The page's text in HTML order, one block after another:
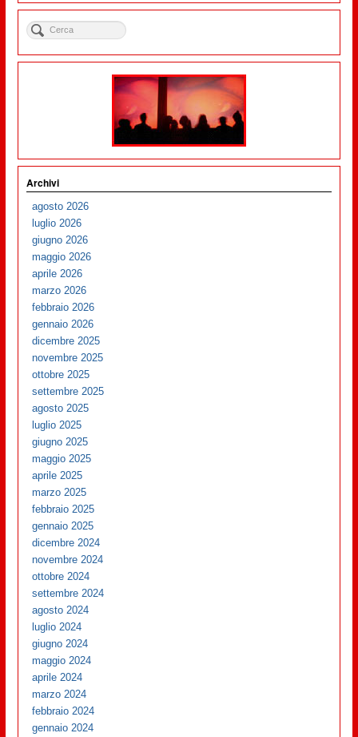
Archivi
agosto 2026
luglio 2026
giugno 2026
maggio 2026
aprile 2026
marzo 2026
febbraio 2026
gennaio 2026
dicembre 2025
novembre 2025
ottobre 2025
settembre 2025
agosto 2025
luglio 2025
giugno 2025
maggio 2025
aprile 2025
marzo 2025
febbraio 2025
gennaio 2025
dicembre 2024
novembre 2024
ottobre 2024
settembre 2024
agosto 2024
luglio 2024
giugno 2024
maggio 2024
aprile 2024
marzo 2024
febbraio 2024
gennaio 2024